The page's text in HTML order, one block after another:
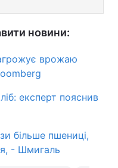
новини:
врожаю
експерт пояснив
більше пшениці,
- Шмигаль